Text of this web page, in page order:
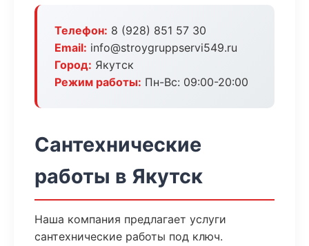
Телефон: 8 (928) 851 57 30
Email: info@stroygruppservi549.ru
Город: Якутск
Режим работы: Пн-Вс: 09:00-20:00
Сантехнические
работы в Якутск
Наша компания предлагает услуги
сантехнические работы под ключ.